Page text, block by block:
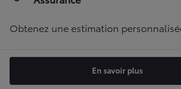
Obtenez une estimation
En savoir plus